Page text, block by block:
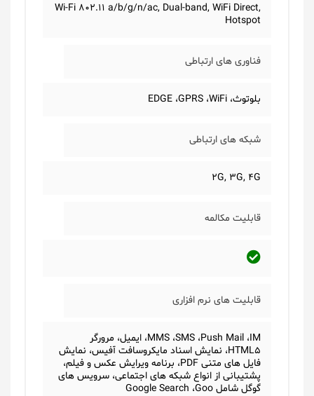
Wi-Fi 802.11 a/b/g/n/ac, Dual-band, WiFi Direct,
Hotspot
فناوری های ارتباطی
بلوتوث، EDGE ،GPRS ،WiFi
شبکه های ارتباطی
2G, 3G, 4G
قابلیت مکالمه
قابلیت های نرم افزاری
MMS ،SMS ،Push Mail ،IM، ایمیل، مرورگر
HTML5، نمایش اسناد مایکروسافت آفیس، نمایش
فایل های متنی PDF، برنامه ویرایش عکس و فیلم،
پشتیبانی از انواع شبکه های اجتماعی، سرویس های
گوگل شامل Google Search ،Goo